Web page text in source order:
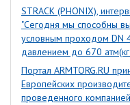
STRACK (PHONIX),
"Сегодня мы способны
условным проходом DN
давлением до 670
Портал ARMTORG.RU
Европейских
проведенного